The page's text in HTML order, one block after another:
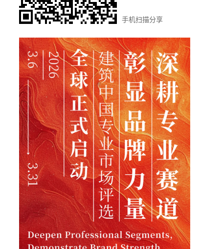
手机扫描分享